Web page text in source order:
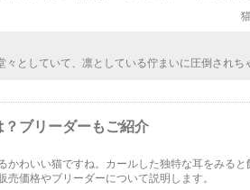
としていて、凛としている佇まいに圧倒されち
ブリーダーもご紹介
かわいい猫ですね。カールした独特な耳をみる
価格やブリーダーについて説明します。